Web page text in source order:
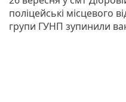
поліцейські місцевого
групи ГУНП зупинили